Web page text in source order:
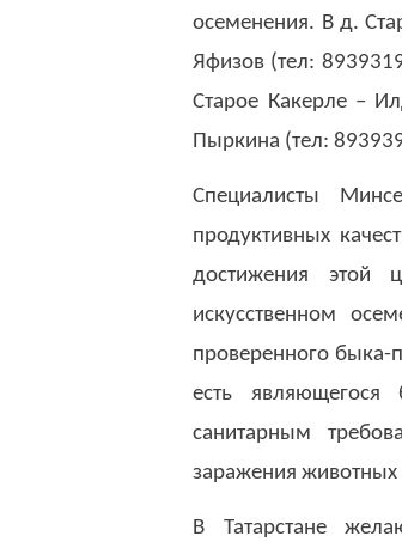
осеменения. В д.
Яфизов (тел:
Старое Какерле –
Пыркина (тел:
Специалисты
продуктивных
достижения этой
искусственном
проверенного быка-
есть
санитарным
заражения
В Татарстане